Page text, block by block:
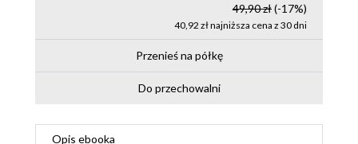
49,90 zł(-17%)
40,92 zł najniższa cena z 30 dni
Przenieś na półkę
Do przechowalni
Opis ebooka